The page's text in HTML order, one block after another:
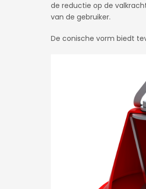
de reductie op de
van de gebruiker.
De conische vorm biedt